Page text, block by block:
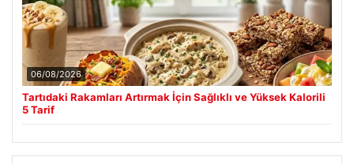
06/08/2026
Tartıdaki Rakamları Artırmak İçin Sağlıklı ve Yüksek Kalorili
5 Tarif